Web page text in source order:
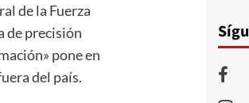
de la Fuerza
de precisión
pone en
del país.